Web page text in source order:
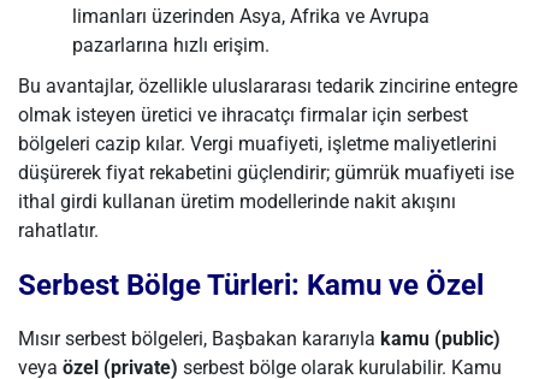
limanları üzerinden Asya, Afrika ve Avrupa
pazarlarına hızlı erişim.
Bu avantajlar, özellikle uluslararası tedarik zincirine entegre
olmak isteyen üretici ve ihracatçı firmalar için serbest
bölgeleri cazip kılar. Vergi muafiyeti, işletme maliyetlerini
düşürerek fiyat rekabetini güçlendirir; gümrük muafiyeti ise
ithal girdi kullanan üretim modellerinde nakit akışını
rahatlatır.
Serbest Bölge Türleri: Kamu ve Özel
Mısır serbest bölgeleri, Başbakan kararıyla kamu (public)
veya özel (private) serbest bölge olarak kurulabilir. Kamu